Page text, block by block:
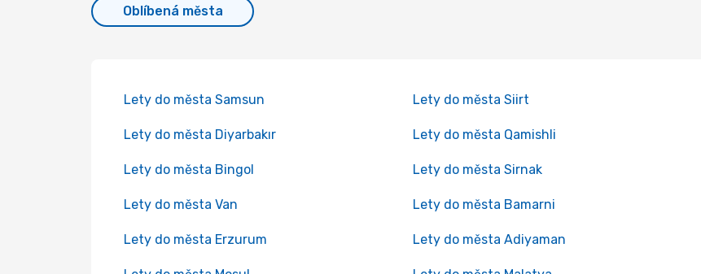
Oblíbená města
Lety do města Samsun Lety do města Siirt
Lety do města Diyarbakır Lety do města Qamishli
Lety do města Bingol Lety do města Sirnak
Lety do města Van Lety do města Bamarni
Lety do města Erzurum Lety do města Adiyaman